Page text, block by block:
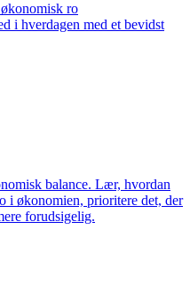
ro
i hverdagen med et bevidst
balance. Lær, hvordan
i økonomien, prioritere det, der
forudsigelig.